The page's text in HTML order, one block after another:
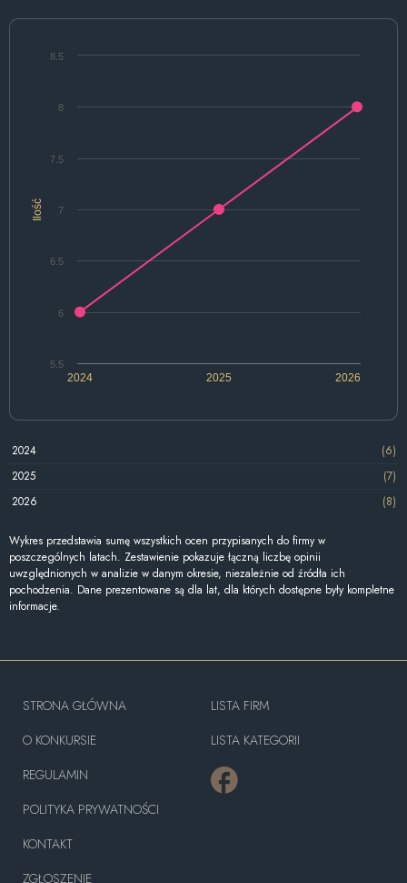
Ilość
2024 2025 2026
5.5
6
6.5
7
7.5
8
8.5
2024
(6)
2025
(7)
2026
(8)
Wykres przedstawia sumę wszystkich ocen przypisanych do firmy w
poszczególnych latach. Zestawienie pokazuje łączną liczbę opinii
uwzględnionych w analizie w danym okresie, niezależnie od źródła ich
pochodzenia. Dane prezentowane są dla lat, dla których dostępne były kompletne
informacje.
STRONA GŁÓWNA
O KONKURSIE
REGULAMIN
POLITYKA PRYWATNOŚCI
KONTAKT
ZGŁOSZENIE
LISTA FIRM
LISTA KATEGORII